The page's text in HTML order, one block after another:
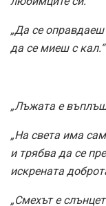
„Да се оправдаеш
да се миеш с кал.“
„Лъжата е
„На света има
и трябва да се
искрената
„Смехът е